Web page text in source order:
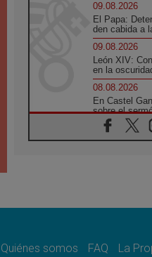
09.08.2026
El Papa:
den cabida a
09.08.2026
León XIV:
en la
08.08.2026
En Castel
sobre el
08.08.2026
En Colombia,
08.08.2026
08.08.2026
Quiénes somos FAQ La